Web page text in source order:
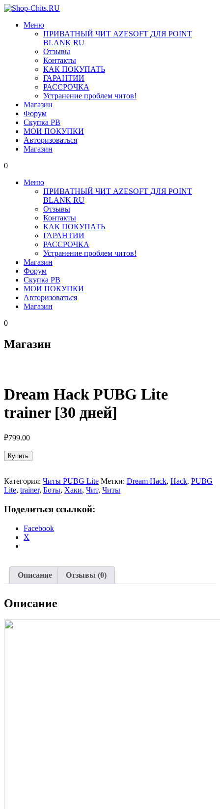
Меню
ПРИВАТНЫЙ ЧИТ AZESOFT ДЛЯ POINT
BLANK RU
Отзывы
Контакты
КАК ПОКУПАТЬ
ГАРАНТИИ
РАССРОЧКА
Устранение проблем читов!
Магазин
Форум
Скупка PB
МОИ ПОКУПКИ
Авторизоваться
Магазин
0
Меню
ПРИВАТНЫЙ ЧИТ AZESOFT ДЛЯ POINT
BLANK RU
Отзывы
Контакты
КАК ПОКУПАТЬ
ГАРАНТИИ
РАССРОЧКА
Устранение проблем читов!
Магазин
Форум
Скупка PB
МОИ ПОКУПКИ
Авторизоваться
Магазин
0
Магазин
Dream Hack PUBG Lite
trainer [30 дней]
₽799.00
Купить
Категория: Читы PUBG Lite Метки: Dream Hack, Hack, PUBG
Lite, trainer, Боты, Хаки, Чит, Читы
Поделиться ссылкой:
Facebook
X
Описание Отзывы (0)
Описание